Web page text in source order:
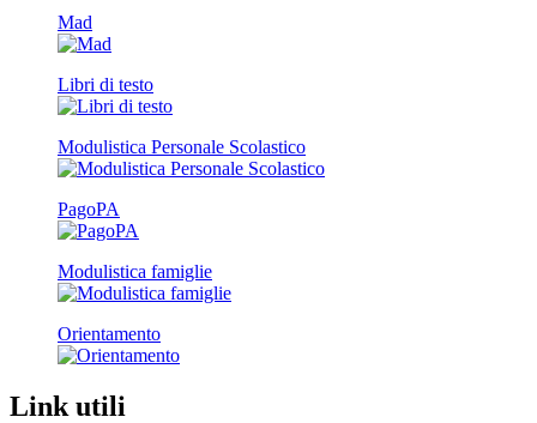
Mad
Libri di testo
Modulistica Personale Scolastico
PagoPA
Modulistica famiglie
Orientamento
Link utili